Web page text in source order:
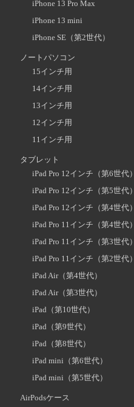
iPhone 13 Pro Max
iPhone 13 mini
iPhone SE（第2世代）
ノートパソコン
15インチ用
14インチ用
13インチ用
12インチ用
11インチ用
タブレット
iPad Pro 12インチ（第6世代）
iPad Pro 12インチ（第5世代）
iPad Pro 12インチ（第4世代）
iPad Pro 11インチ（第4世代）
iPad Pro 11インチ（第3世代）
iPad Pro 11インチ（第2世代）
iPad Air（第4世代）
iPad Air（第3世代）
iPad（第10世代）
iPad（第9世代）
iPad（第8世代）
iPad mini（第6世代）
iPad mini（第5世代）
AirPodsケース